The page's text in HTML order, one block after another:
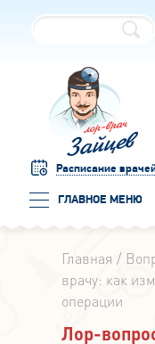
Расписание
ГЛАВНОЕ МЕНЮ
Главная
врачу: как
операции
Лор-